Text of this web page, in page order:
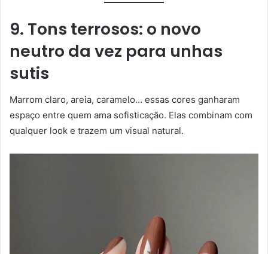
9. Tons terrosos: o novo
neutro da vez para unhas
sutis
Marrom claro, areia, caramelo… essas cores ganharam
espaço entre quem ama sofisticação. Elas combinam com
qualquer look e trazem um visual natural.